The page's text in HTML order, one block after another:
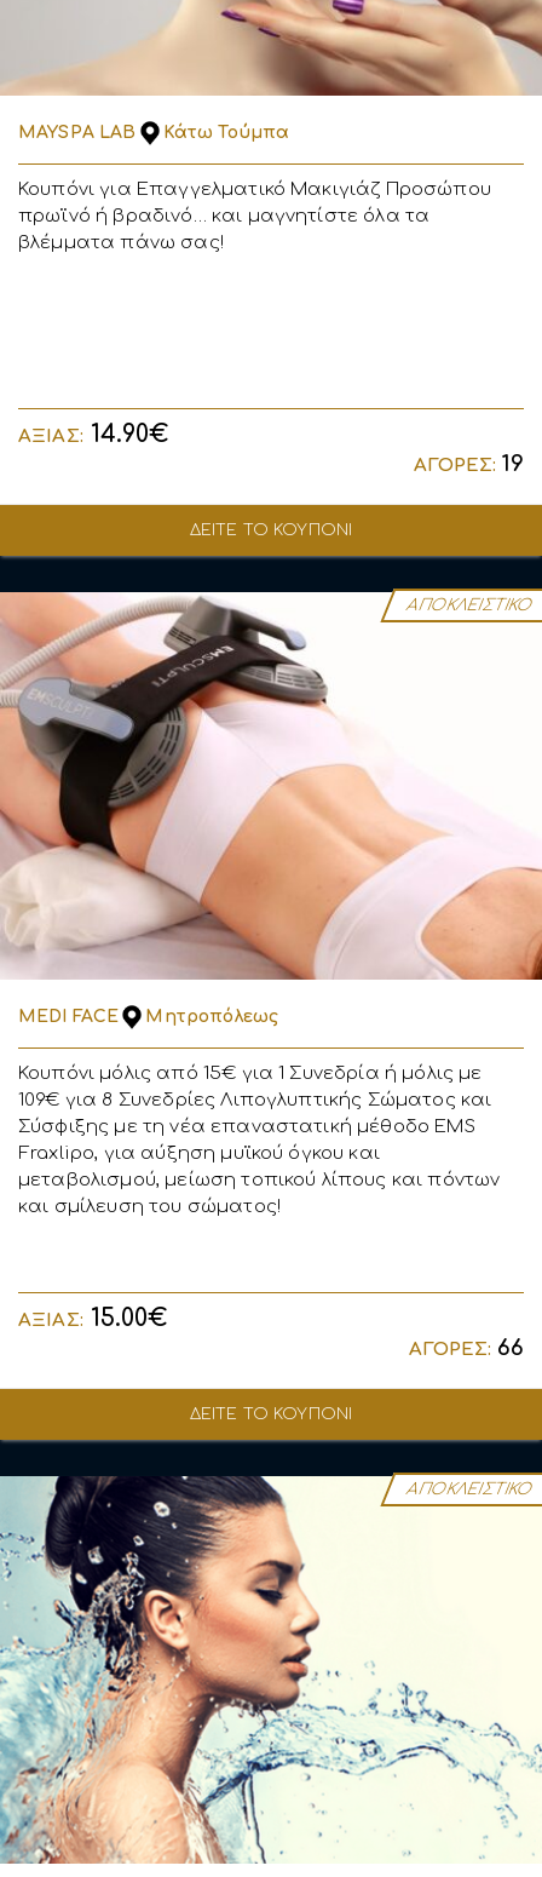
MAYSPA LAB Κάτω Τούμπα
ΔΕΙΤΕ ΤΟ ΚΟΥΠΟΝΙ
Κουπόνι για Επαγγελματικό Μακιγιάζ Προσώπου
πρωϊνό ή βραδινό… και μαγνητίστε όλα τα
βλέμματα πάνω σας!
ΑΞΙΑΣ: 14.90€
ΑΓΟΡΕΣ: 19
ΑΠΟΚΛΕΙΣΤΙΚΟ
MEDI FACE Μητροπόλεως
ΔΕΙΤΕ ΤΟ ΚΟΥΠΟΝΙ
Κουπόνι μόλις από 15€ για 1 Συνεδρία ή μόλις με
109€ για 8 Συνεδρίες Λιπογλυπτικής Σώματος και
Σύσφιξης με τη νέα επαναστατική μέθοδο EMS
Fraxlipo, για αύξηση μυϊκού όγκου και
μεταβολισμού, μείωση τοπικού λίπους και πόντων
και σμίλευση του σώματος!
ΑΞΙΑΣ: 15.00€
ΑΓΟΡΕΣ: 66
ΑΠΟΚΛΕΙΣΤΙΚΟ